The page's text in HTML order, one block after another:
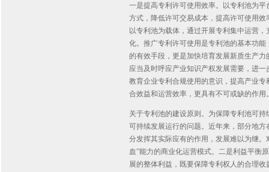
一是提高专利许可使用效率。以专利池为
方式，降低许可交易成本，提高许可使用
以专利池为载体，通过开展专利集中运营
化。推广专利许可使用是专利池的基本功
的有效手段，更是加快培育发展新质生产
应当及时呼应产业知识产权发展需要，进
教育企业专利合规使用的意识，提高产业
合效益和运营效率，更具有不可或缺的作用
关于专利池的建设原则。为保障专利池可
可持续发展运行的问题。近年来，部分地
分发挥其实际应有的作用，发展难以为继
血”能力的商业化运营模式。二是利益平衡
展的整体利益，既要保障专利权人的合理